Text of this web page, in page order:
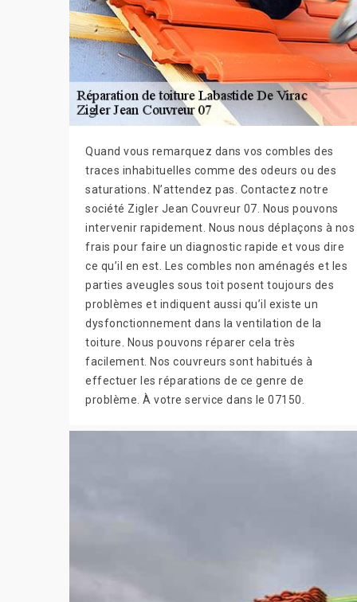
Quand vous remarquez dans vos combles des
traces inhabituelles comme des odeurs ou des
saturations. N’attendez pas. Contactez notre
société Zigler Jean Couvreur 07. Nous pouvons
intervenir rapidement. Nous nous déplaçons à nos
frais pour faire un diagnostic rapide et vous dire
ce qu’il en est. Les combles non aménagés et les
parties aveugles sous toit posent toujours des
problèmes et indiquent aussi qu’il existe un
dysfonctionnement dans la ventilation de la
toiture. Nous pouvons réparer cela très
facilement. Nos couvreurs sont habitués à
effectuer les réparations de ce genre de
problème. À votre service dans le 07150.